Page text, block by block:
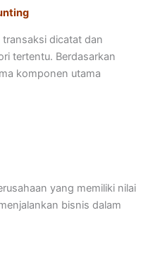
dicatat dan
tertentu. Berdasarkan
komponen utama
yang memiliki nilai
bisnis dalam